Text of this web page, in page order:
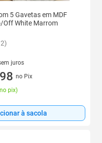
5 Gavetas em MDF
Off White Marrom
juros
sem juros
no Pix
pix)
à sacola